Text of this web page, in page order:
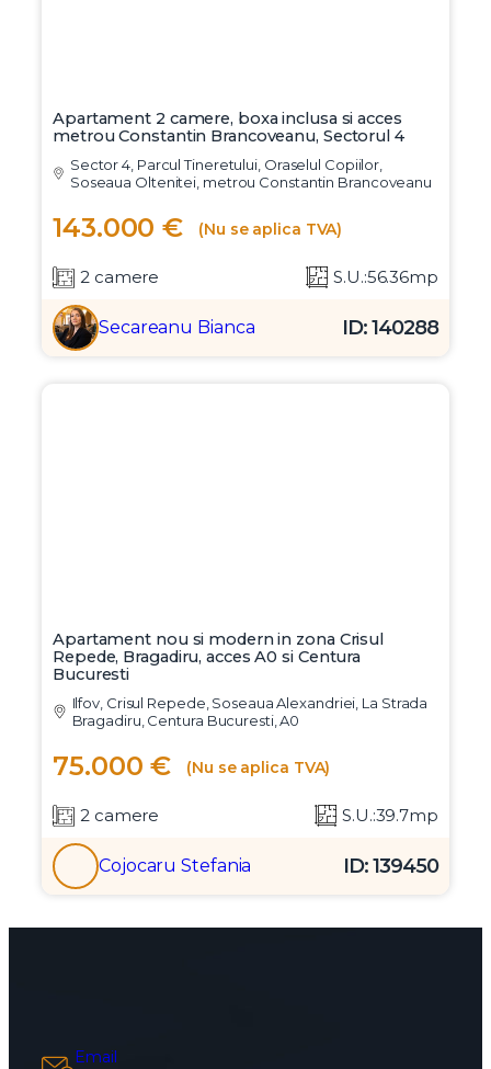
Apartament 2 camere, boxa inclusa si acces
metrou Constantin Brancoveanu, Sectorul 4
Sector 4, Parcul Tineretului, Oraselul Copiilor,
Soseaua Oltenitei, metrou Constantin Brancoveanu
143.000 € (Nu se aplica TVA)
2 camere S.U.:56.36mp
Secareanu Bianca ID: 140288
Apartament nou si modern in zona Crisul
Repede, Bragadiru, acces A0 si Centura
Bucuresti
Ilfov, Crisul Repede, Soseaua Alexandriei, La Strada
Bragadiru, Centura Bucuresti, A0
75.000 € (Nu se aplica TVA)
2 camere S.U.:39.7mp
Cojocaru Stefania ID: 139450
Email